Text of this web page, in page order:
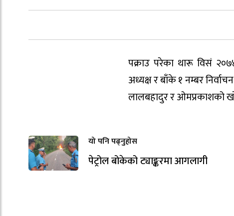
पक्राउ परेका थारू विसं
अध्यक्ष र बाँके १ नम्बर
लालबहादुर र ओमप्रकाशको
यो पनि पढ्नुहोस
पेट्रोल बोकेको ट्याङ्करमा आगलागी